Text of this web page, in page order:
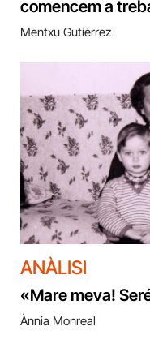
comencem a
Mentxu Gutiérrez
ANÀLISI
«Mare meva!
Ànnia Monreal